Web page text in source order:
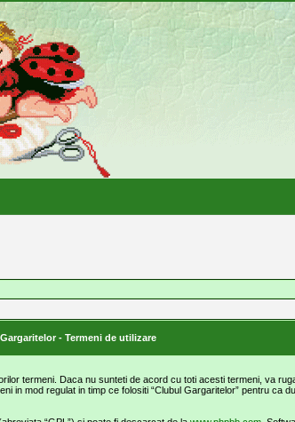
- Termeni de utilizare
termeni. Daca nu sunteti de acord cu toti acesti termeni, va
mod regulat in timp ce folositi “Clubul Gargaritelor” pentru ca